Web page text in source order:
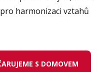
harmonizaci vztahů
S DOMOVEM